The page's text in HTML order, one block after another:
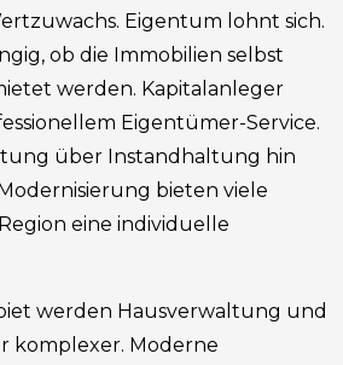
Eigentum lohnt sich.
ob die Immobilien selbst
werden. Kapitalanleger
Eigentümer-Service.
über Instandhaltung hin
bieten viele
eine individuelle
werden Hausverwaltung und
komplexer. Moderne